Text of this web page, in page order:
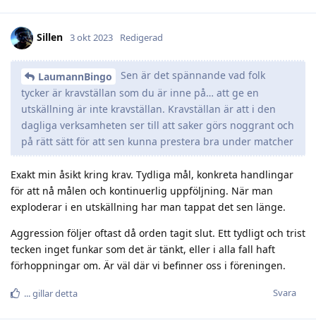
Sillen 3 okt 2023 Redigerad
LaumannBingo
Sen är det spännande vad folk
tycker är kravställan som du är inne på… att ge en
utskällning är inte kravställan. Kravställan är att i den
dagliga verksamheten ser till att saker görs noggrant och
på rätt sätt för att sen kunna prestera bra under matcher
Exakt min åsikt kring krav. Tydliga mål, konkreta handlingar
för att nå målen och kontinuerlig uppföljning. När man
exploderar i en utskällning har man tappat det sen länge.
Aggression följer oftast då orden tagit slut. Ett tydligt och trist
tecken inget funkar som det är tänkt, eller i alla fall haft
förhoppningar om. Är väl där vi befinner oss i föreningen.
Svara
.​.​.​gillar detta